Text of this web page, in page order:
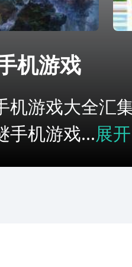
机游戏
机游戏大全汇
手机游戏...展开